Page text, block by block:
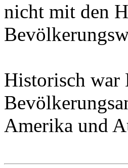
nicht mit den
Historisch war
Amerika und